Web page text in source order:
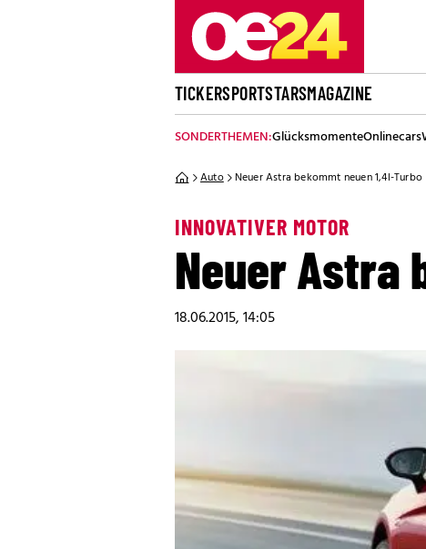
TICKERSPORTSTARSMAGAZINE
SONDERTHEMEN:GlücksmomenteOnlinecars
Auto Neuer Astra bekommt neuen 1,4l-Turbo
INNOVATIVER MOTOR
Neuer Astra
18.06.2015, 14:05